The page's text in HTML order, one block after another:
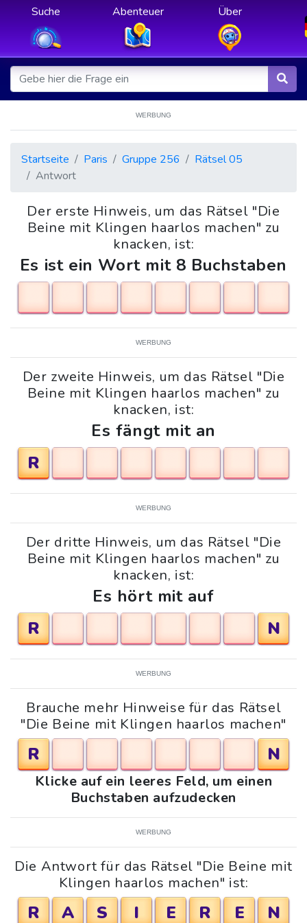
Suche Abenteuer Über
WERBUNG
Startseite Paris Gruppe 256
Rätsel 05
Antwort
Der erste Hinweis, um das Rätsel "Die
Beine mit Klingen haarlos machen" zu
knacken, ist:
Es ist ein Wort mit 8 Buchstaben
WERBUNG
Der zweite Hinweis, um das Rätsel "Die
Beine mit Klingen haarlos machen" zu
knacken, ist:
Es fängt mit an
R
WERBUNG
Der dritte Hinweis, um das Rätsel "Die
Beine mit Klingen haarlos machen" zu
knacken, ist:
Es hört mit auf
R
N
WERBUNG
Brauche mehr Hinweise für das Rätsel
"Die Beine mit Klingen haarlos machen"
R N
Klicke auf ein leeres Feld, um einen
Buchstaben aufzudecken
WERBUNG
Die Antwort für das Rätsel "Die Beine mit
Klingen haarlos machen" ist:
R A S I E R E N